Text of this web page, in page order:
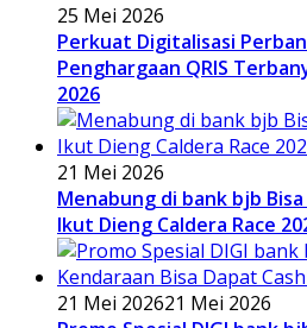
25 Mei 2026
Perkuat Digitalisasi
Penghargaan QRIS
2026
21 Mei 2026
Menabung di bank bjb
Ikut Dieng Caldera Race
21 Mei 202621 Mei 2026